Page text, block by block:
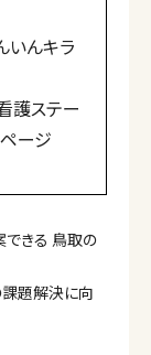
いんキラ
護ステー
ージ
できる 鳥取の
課題解決に向